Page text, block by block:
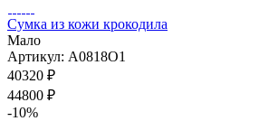
Сумка из кожи крокодила
Мало
Артикул: A0818O1
40320 ₽
44800 ₽
-10%